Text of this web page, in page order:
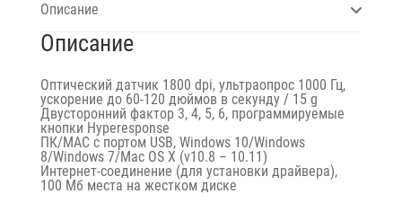
Описание
Описание
Оптический датчик 1800 dpi, ультраопрос 1000 Гц,
ускорение до 60-120 дюймов в секунду / 15 g
Двусторонний фактор 3, 4, 5, 6, программируемые
кнопки Hyperesponse
ПК/MAC с портом USB, Windows 10/Windows
8/Windows 7/Mac OS X (v10.8 – 10.11)
Интернет-соединение (для установки драйвера),
100 Мб места на жестком диске